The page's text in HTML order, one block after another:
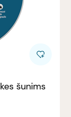
šunims